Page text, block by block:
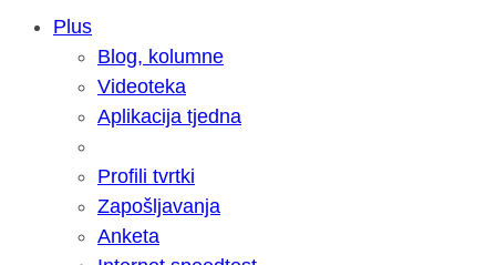
Samsung otkrio kako je nastajala
razvoja donijelo tanje i izdržljivije
Plus
Blog, kolumne
Videoteka
Aplikacija tjedna
Profili tvrtki
Zapošljavanja
Anketa